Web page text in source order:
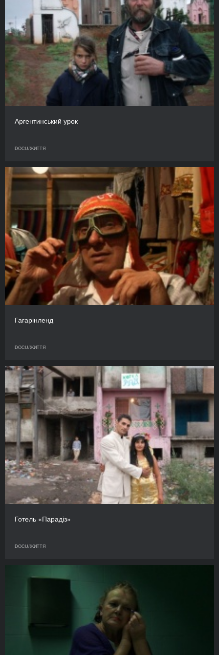
Аргентинський урок
DOCU/ЖИТТЯ
Гагарінленд
DOCU/ЖИТТЯ
Готель «Парадіз»
DOCU/ЖИТТЯ